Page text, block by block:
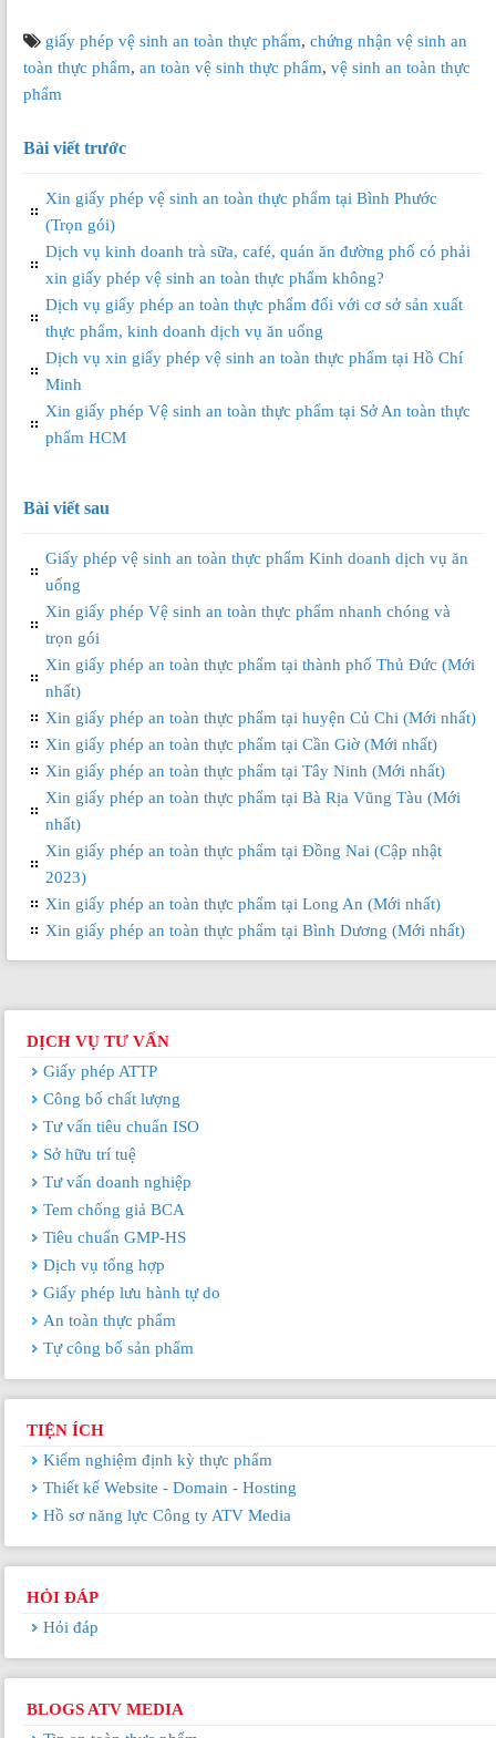
giấy phép vệ sinh an toàn thực phẩm, chứng nhận vệ sinh an
toàn thực phẩm, an toàn vệ sinh thực phẩm, vệ sinh an toàn thực
phẩm
Bài viết trước
Xin giấy phép vệ sinh an toàn thực phẩm tại Bình Phước
(Trọn gói)
Dịch vụ kinh doanh trà sữa, café, quán ăn đường phố có phải
xin giấy phép vệ sinh an toàn thực phẩm không?
Dịch vụ giấy phép an toàn thực phẩm đối với cơ sở sản xuất
thực phẩm, kinh doanh dịch vụ ăn uống
Dịch vụ xin giấy phép vệ sinh an toàn thực phẩm tại Hồ Chí
Minh
Xin giấy phép Vệ sinh an toàn thực phẩm tại Sở An toàn thực
phẩm HCM
Bài viết sau
Giấy phép vệ sinh an toàn thực phẩm Kinh doanh dịch vụ ăn
uống
Xin giấy phép Vệ sinh an toàn thực phẩm nhanh chóng và
trọn gói
Xin giấy phép an toàn thực phẩm tại thành phố Thủ Đức (Mới
nhất)
Xin giấy phép an toàn thực phẩm tại huyện Củ Chi (Mới nhất)
Xin giấy phép an toàn thực phẩm tại Cần Giờ (Mới nhất)
Xin giấy phép an toàn thực phẩm tại Tây Ninh (Mới nhất)
Xin giấy phép an toàn thực phẩm tại Bà Rịa Vũng Tàu (Mới
nhất)
Xin giấy phép an toàn thực phẩm tại Đồng Nai (Cập nhật
2023)
Xin giấy phép an toàn thực phẩm tại Long An (Mới nhất)
Xin giấy phép an toàn thực phẩm tại Bình Dương (Mới nhất)
DỊCH VỤ TƯ VẤN
Giấy phép ATTP
Công bố chất lượng
Tư vấn tiêu chuẩn ISO
Sở hữu trí tuệ
Tư vấn doanh nghiệp
Tem chống giả BCA
Tiêu chuẩn GMP-HS
Dịch vụ tổng hợp
Giấy phép lưu hành tự do
An toàn thực phẩm
Tự công bố sản phẩm
TIỆN ÍCH
Kiểm nghiệm định kỳ thực phẩm
Thiết kế Website - Domain - Hosting
Hồ sơ năng lực Công ty ATV Media
HỎI ĐÁP
Hỏi đáp
BLOGS ATV MEDIA